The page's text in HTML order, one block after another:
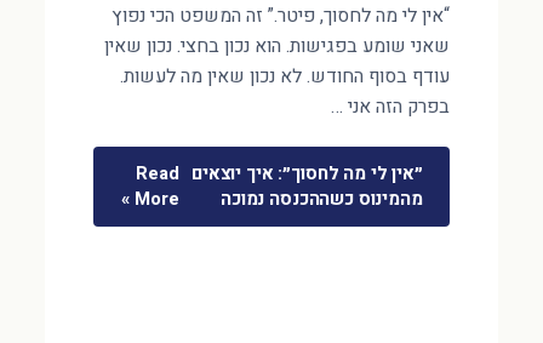
“אין לי מה לחסוך, פיטר.” זה המשפט הכי נפוץ
שאני שומע בפגישות. הוא נכון בחצי. נכון שאין
עודף בסוף החודש. לא נכון שאין מה לעשות.
בפרק הזה אני …
״אין לי מה לחסוך״: איך יוצאים
מהמינוס כשההכנסה נמוכה
Read
More »